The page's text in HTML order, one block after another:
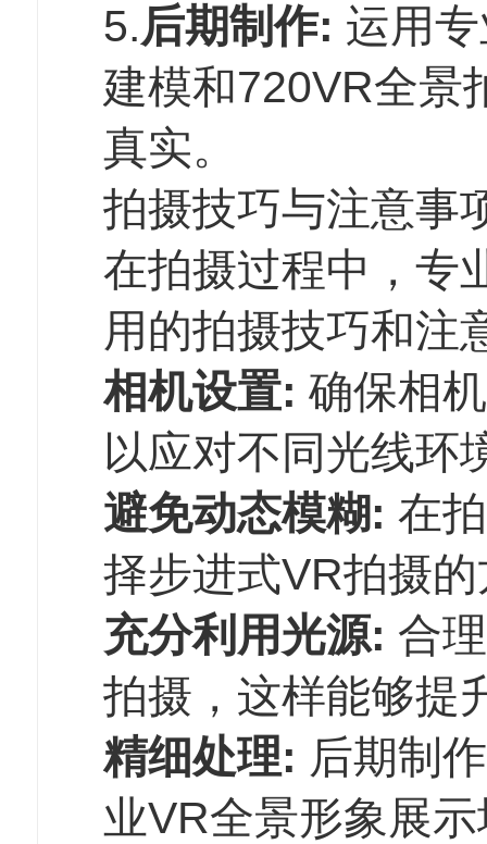
5.后期制作: 运用
建模和720VR全景
真实。
拍摄技巧与注意事
在拍摄过程中，专
用的拍摄技巧和注
相机设置: 确保相
以应对不同光线环
避免动态模糊: 在
择步进式VR拍摄
充分利用光源: 合
拍摄，这样能够提
精细处理: 后期制
业VR全景形象展